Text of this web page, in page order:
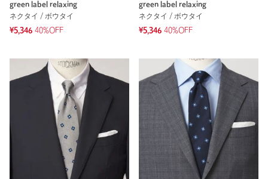
green label relaxing
ネクタイ / ボウタイ
¥5,346 40%OFF
green label relaxing
ネクタイ / ボウタイ
¥5,346 40%OFF